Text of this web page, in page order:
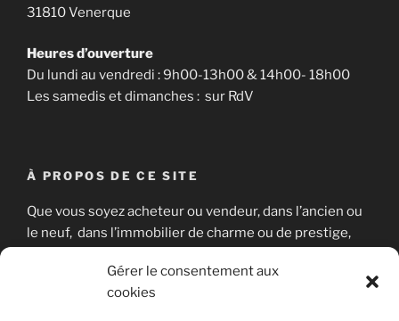
Gérer le consentement aux
cookies
31810 Venerque
Heures d’ouverture
Du lundi au vendredi : 9h00-13h00 & 14h00- 18h00
Les samedis et dimanches : sur RdV
À PROPOS DE CE SITE
Que vous soyez acheteur ou vendeur, dans l’ancien ou
le neuf, dans l’immobilier de charme ou de prestige,
projet immobilier en toute sérénité.